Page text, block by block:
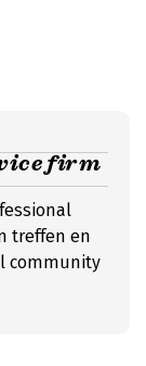
firm
treffen en
community